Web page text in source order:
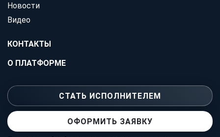
Новости
Видео
КОНТАКТЫ
О ПЛАТФОРМЕ
СТАТЬ ИСПОЛНИТЕЛЕМ
ОФОРМИТЬ ЗАЯВКУ